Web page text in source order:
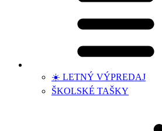
☀️ LETNÝ VÝPREDAJ
ŠKOLSKÉ TAŠKY